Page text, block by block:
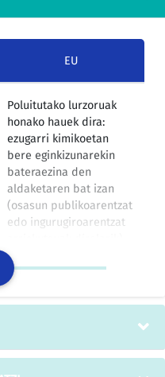
EU
Poluitutako lurzoruak
honako hauek dira:
ezugarri kimikoetan
bere eginkizunarekin
bateraezina den
aldaketaren bat izan
(osasun publikoarentzat
edo ingurugiroarentzat
eta Euskal Autonomia
Erkidegoko ingurugiro-
organoak horrela
deklaratu dituenak.